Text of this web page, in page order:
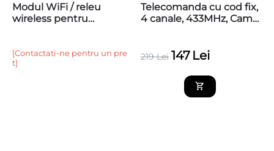
Modul WiFi / releu
wireless pentru
[Contactati-ne pentru un pre
t]
Telecomanda cu cod fix,
4 canale, 433MHz, Came
219 Lei 147 Lei